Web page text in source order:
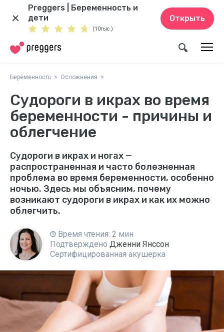
Preggers | Беременность и
дети
(10тыс.)
Открыть
Беременность Осложнения
Судороги в икрах во время
беременности - причины и
облегчение
Судороги в икрах и ногах —
распространенная и часто болезненная
проблема во время беременности, особенно
ночью. Здесь мы объясним, почему
возникают судороги в икрах и как их можно
облегчить.
Время чтения: 2 мин
Подтверждено Дженни Янссон
Сертифицированная акушерка